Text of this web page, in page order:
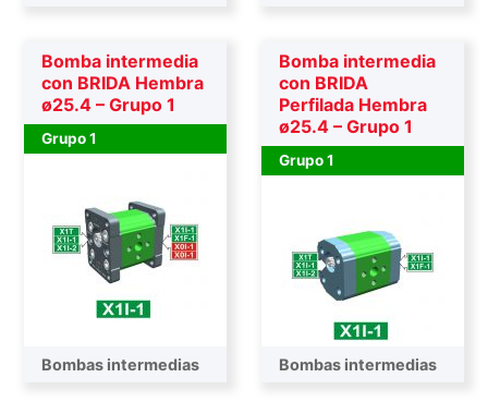
Bomba intermedia
con BRIDA Hembra
ø25.4 – Grupo 1
Grupo 1
Bombas intermedias
Bomba intermedia
con BRIDA
Perfilada Hembra
ø25.4 – Grupo 1
Grupo 1
Bombas intermedias